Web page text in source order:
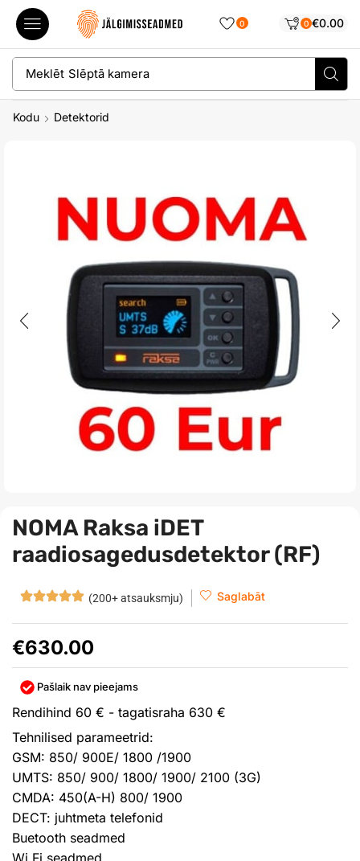
0 0 €0.00
Meklēt Slēptā kamera
Kodu Detektorid
NOMA Raksa iDET
raadiosagedusdetektor (RF)
(200+ atsauksmju) Saglabāt
€630.00
Pašlaik nav pieejams
Rendihind 60 € - tagatisraha 630 €
Tehnilised parameetrid:
GSM: 850/ 900E/ 1800 /1900
UMTS: 850/ 900/ 1800/ 1900/ 2100 (3G)
CMDA: 450(A-H) 800/ 1900
DECT: juhtmeta telefonid
Buetooth seadmed